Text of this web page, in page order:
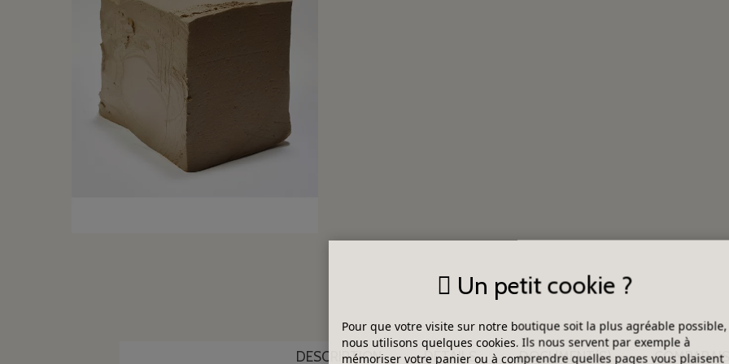
DESCRIPTION DÉTAILS DOCUMENT(S)
Un petit cookie ?
Pour que votre visite sur notre boutique soit la plus agréable possible,
nous utilisons quelques cookies. Ils nous servent par exemple à
mémoriser votre panier ou à comprendre quelles pages vous plaisent